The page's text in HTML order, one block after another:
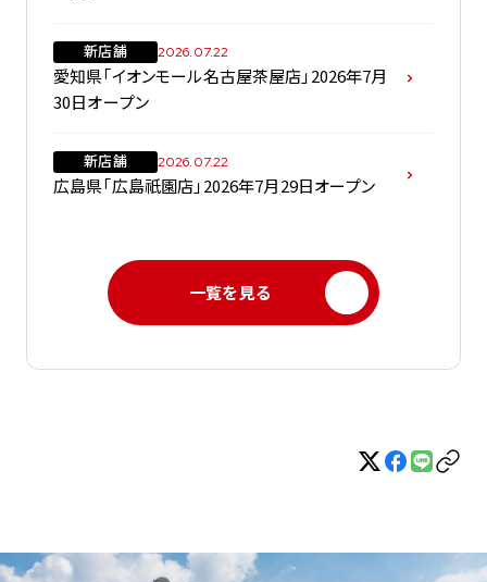
新店舗 2026.07.22
愛知県「イオンモール名古屋茶屋店」2026年7月
30日オープン
新店舗 2026.07.22
広島県「広島祇園店」2026年7月29日オープン
一覧を見る